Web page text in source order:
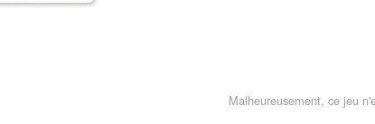
Malheureusement, ce jeu